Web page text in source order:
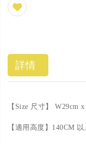
詳情
【Size 尺寸】 W29cm
【適用高度】140CM 以